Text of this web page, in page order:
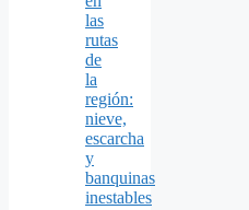
las
rutas
de
la
región:
nieve,
escarcha
y
banquinas
inestables